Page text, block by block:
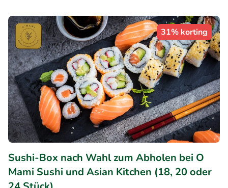
31% korting
Sushi-Box nach Wahl zum Abholen bei O
Mami Sushi und Asian Kitchen (18, 20 oder